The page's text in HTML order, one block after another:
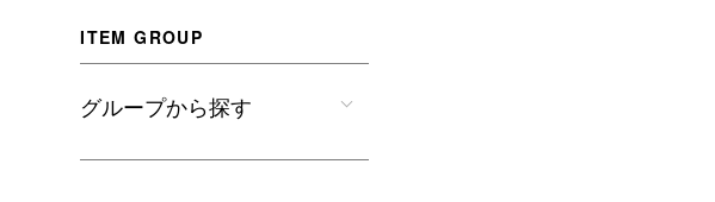
ITEM GROUP
グループから探す